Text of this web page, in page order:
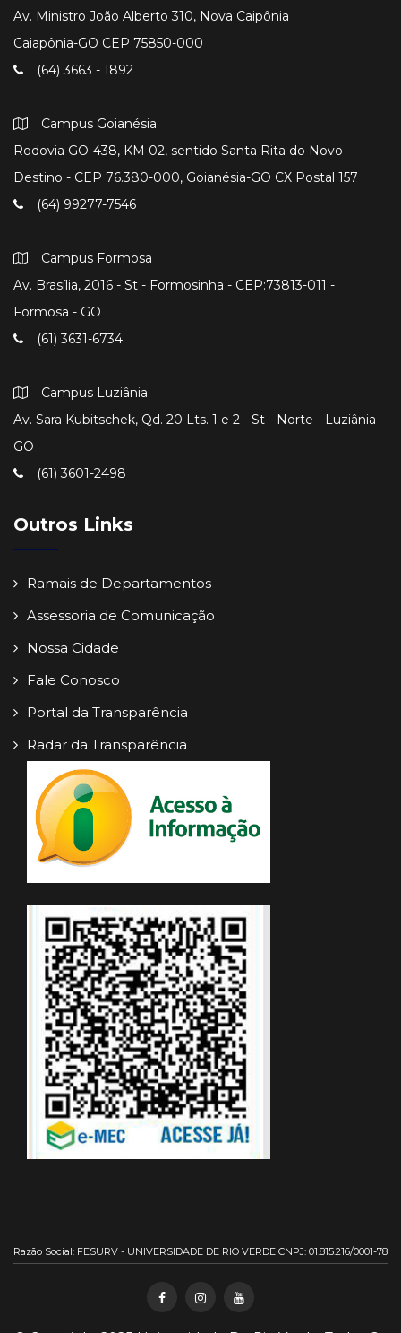
Av. Ministro João Alberto 310, Nova Caipônia
Caiapônia-GO CEP 75850-000
(64) 3663 - 1892
Campus Goianésia
Rodovia GO-438, KM 02, sentido Santa Rita do Novo
Destino - CEP 76.380-000, Goianésia-GO CX Postal 157
(64) 99277-7546
Campus Formosa
Av. Brasília, 2016 - St - Formosinha - CEP:73813-011 -
Formosa - GO
(61) 3631-6734
Campus Luziânia
Av. Sara Kubitschek, Qd. 20 Lts. 1 e 2 - St - Norte - Luziânia -
GO
(61) 3601-2498
Outros Links
Ramais de Departamentos
Assessoria de Comunicação
Nossa Cidade
Fale Conosco
Portal da Transparência
Radar da Transparência
Razão Social: FESURV - UNIVERSIDADE DE RIO VERDE CNPJ: 01.815.216/0001-78